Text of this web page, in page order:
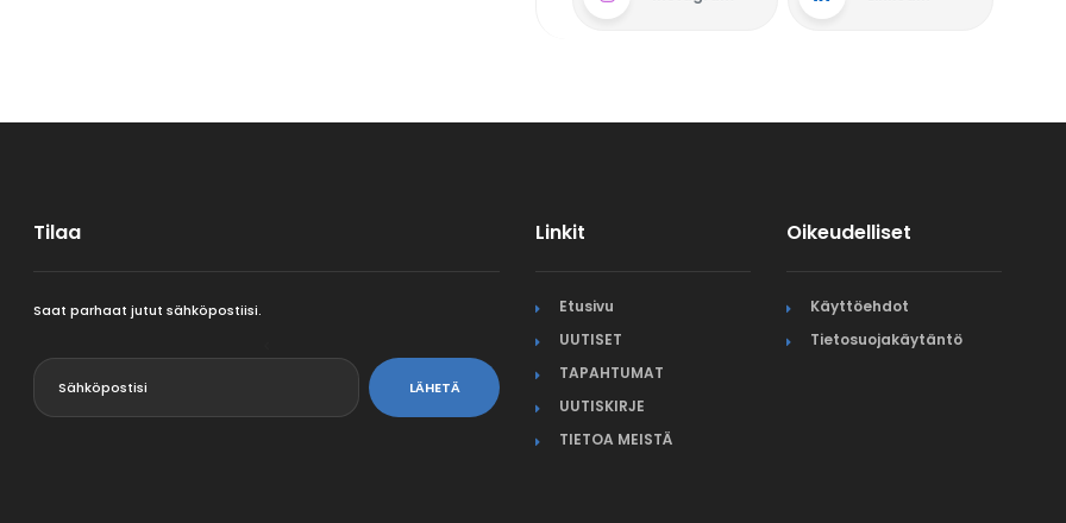
Tilaa
Saat parhaat jutut sähköpostiisi.
LÄHETÄ
Linkit
Etusivu
UUTISET
TAPAHTUMAT
UUTISKIRJE
TIETOA MEISTÄ
Oikeudelliset
Käyttöehdot
Tietosuojakäytäntö